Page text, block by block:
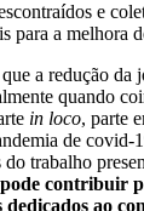
e
para a melhora
a redução da
quando
in loco, parte
de covid-
trabalho
contribuir
ao